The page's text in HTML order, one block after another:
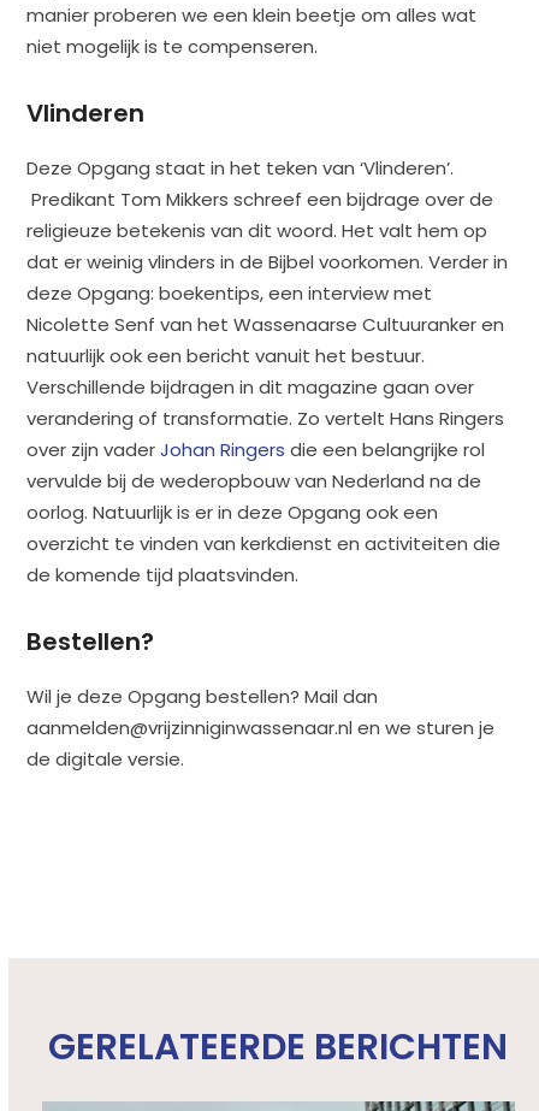
manier proberen we een klein beetje om alles wat
niet mogelijk is te compenseren.
Vlinderen
Deze Opgang staat in het teken van ‘Vlinderen’.
Predikant Tom Mikkers schreef een bijdrage over de
religieuze betekenis van dit woord. Het valt hem op
dat er weinig vlinders in de Bijbel voorkomen. Verder in
deze Opgang: boekentips, een interview met
Nicolette Senf van het Wassenaarse Cultuuranker en
natuurlijk ook een bericht vanuit het bestuur.
Verschillende bijdragen in dit magazine gaan over
verandering of transformatie. Zo vertelt Hans Ringers
over zijn vaderJohan Ringers die een belangrijke rol
vervulde bij de wederopbouw van Nederland na de
oorlog. Natuurlijk is er in deze Opgang ook een
overzicht te vinden van kerkdienst en activiteiten die
de komende tijd plaatsvinden.
Bestellen?
Wil je deze Opgang bestellen? Mail dan
aanmelden@vrijzinniginwassenaar.nl en we sturen je
de digitale versie.
GERELATEERDE BERICHTEN